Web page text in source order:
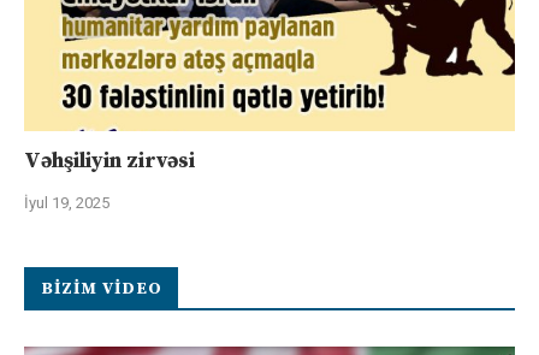
Vəhşiliyin zirvəsi
İyul 19, 2025
BIZIM VIDEO